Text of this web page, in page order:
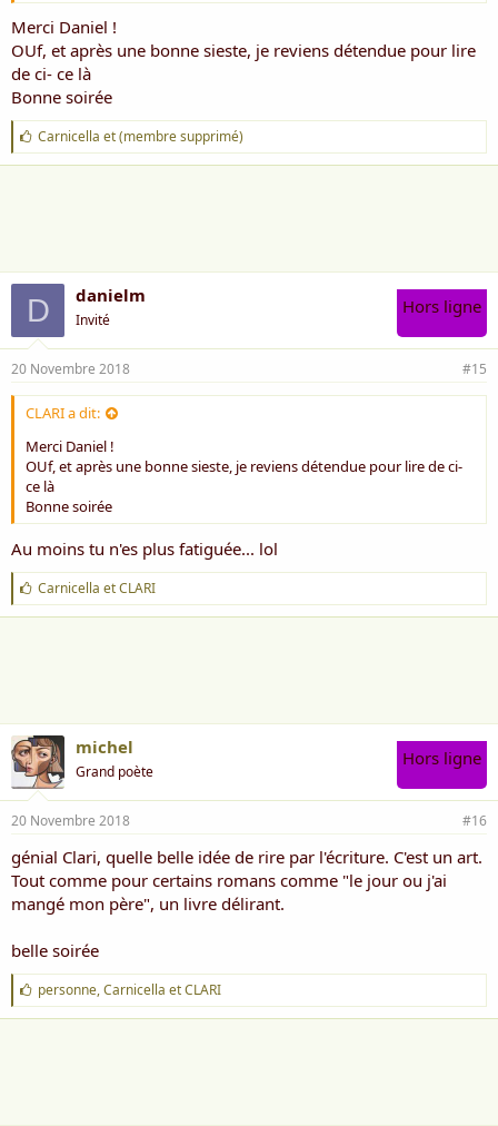
Merci Daniel !
OUf, et après une bonne sieste, je reviens détendue pour lire
de ci- ce là
Bonne soirée
J
'
a
Carnicella et(membre supprimé)
D danielm
Invité
Hors ligne
20 Novembre 2018 #15
CLARI a dit:
Merci Daniel !
OUf, et après une bonne sieste, je reviens détendue pour lire de ci-
ce là
Bonne soirée
Au moins tu n'es plus fatiguée... lol
J
'
a
Carnicella etCLARI
michel
Grand poète
Hors ligne
20 Novembre 2018 #16
génial Clari, quelle belle idée de rire par l'écriture. C'est un art.
Tout comme pour certains romans comme "le jour ou j'ai
mangé mon père", un livre délirant.
belle soirée
J
'
a
personne,Carnicella etCLARI